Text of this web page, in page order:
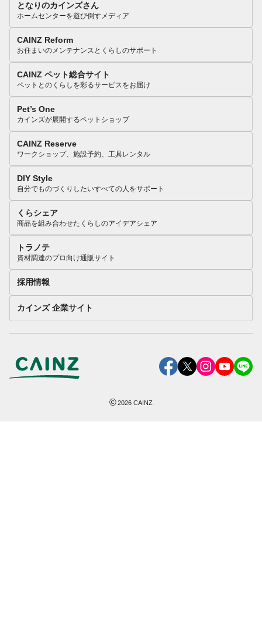
となりのカインズさん
ホームセンターを遊び倒すメディア
CAINZ Reform
お住まいのメンテナンスとくらしのサポート
CAINZ ペット総合サイト
ペットとのくらしを彩るサービスをお届け
Pet’s One
カインズが展開するペットショップ
CAINZ Reserve
ワークショップ、施設予約、工具レンタル
DIY Style
自分でものづくりしたいすべての人をサポート
くらシェア
商品を組み合わせたくらしのアイデアシェア
トラノテ
資材調達のプロ向け通販サイト
採用情報
カインズ 企業サイト
©2026 CAINZ